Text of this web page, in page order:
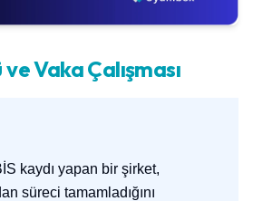
Vaka Çalışması
kaydı yapan bir şirket,
süreci tamamladığını